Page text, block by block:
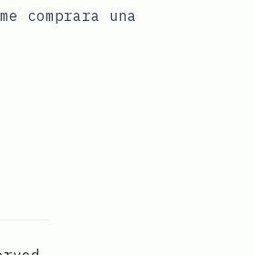
comprara una
Telegram
on Pinterest
via email